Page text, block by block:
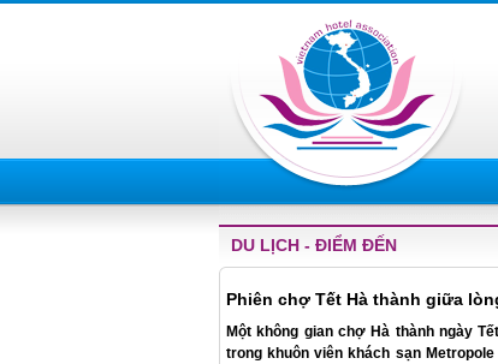
DU LỊCH - ĐIỂM ĐẾN
Phiên chợ Tết Hà thành giữa
Một không gian chợ Hà thành ngày
trong khuôn viên khách sạn